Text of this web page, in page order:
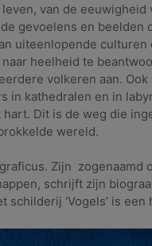
van de
gevoelens en
uiteenlopende
heelheid te
volkeren aan.
in kathedralen en in
Dit is de weg die
wereld.
Zijn
schrijft zijn
‘Vogels’ is een